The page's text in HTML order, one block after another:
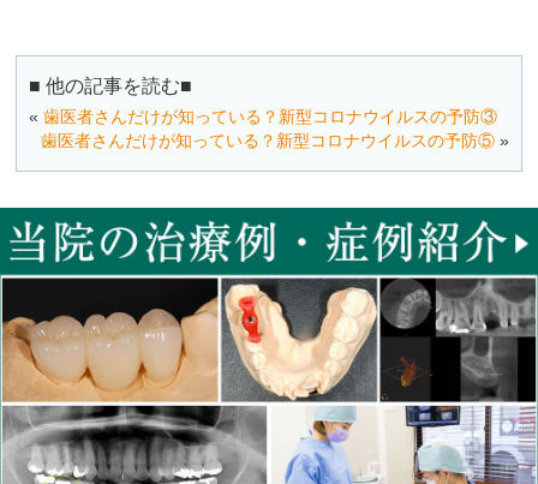
■ 他の記事を読む■
«歯医者さんだけが知っている？新型コロナウイルスの予防③
歯医者さんだけが知っている？新型コロナウイルスの予防⑤»